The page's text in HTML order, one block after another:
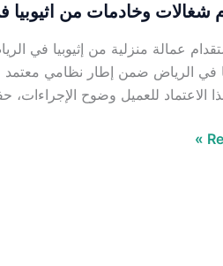
شغالات وخادمات من اثيوبيا
عمالة منزلية من إثيوبيا في
في الرياض ضمن إطار نظامي معتمد
الاعتماد للعميل وضوح